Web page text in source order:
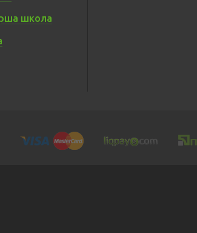
школа